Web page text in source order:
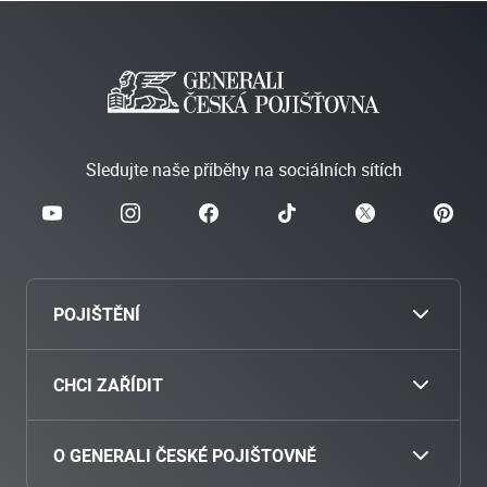
Sledujte naše příběhy na sociálních sítích
POJIŠTĚNÍ
Cestovní
Povinné ručení
CHCI ZAŘÍDIT
Nahlásit škodu
O GENERALI ČESKÉ POJIŠTOVNĚ